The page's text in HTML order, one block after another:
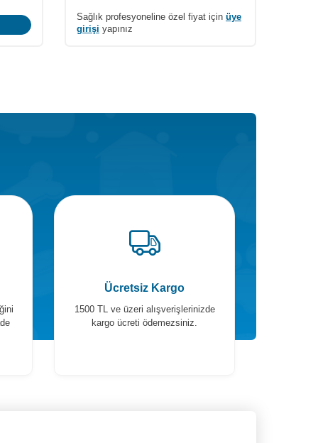
üye
Sepete Ekle
Ücretsiz Kargo
1500 TL ve üzeri alışverişlerinizde
kargo ücreti ödemezsiniz.